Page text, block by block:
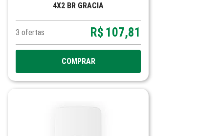
4X2 BR GRACIA
3 ofertas R$ 107,81
COMPRAR